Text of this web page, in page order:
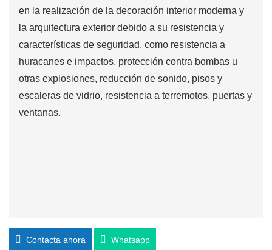
en la realización de la decoración interior moderna y
la arquitectura exterior debido a su resistencia y
características de seguridad, como resistencia a
huracanes e impactos, protección contra bombas u
otras explosiones, reducción de sonido, pisos y
escaleras de vidrio, resistencia a terremotos, puertas y
ventanas.
Contacta ahora Whatsapp